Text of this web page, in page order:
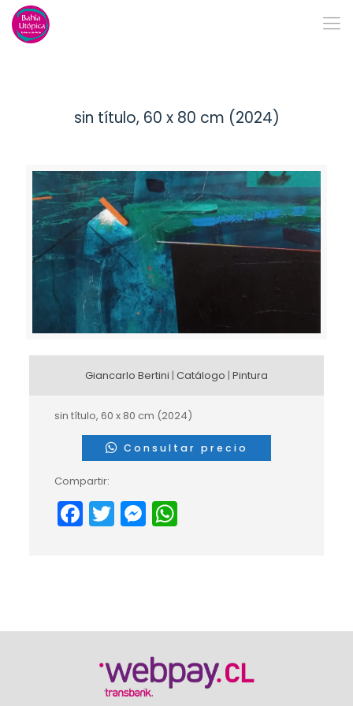
sin título, 60 x 80 cm (2024)
Giancarlo Bertini | Catálogo | Pintura
sin título, 60 x 80 cm (2024)
Consultar precio
Compartir:
Facebook
TwitterMessenger
WhatsApp